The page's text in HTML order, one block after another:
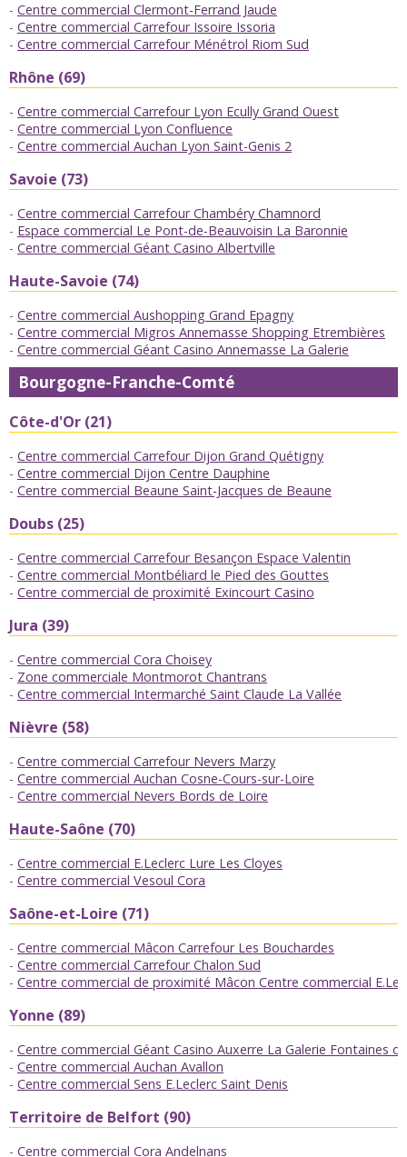
Centre commercial Clermont-Ferrand Jaude
Centre commercial Carrefour Issoire Issoria
Centre commercial Carrefour Ménétrol Riom Sud
Rhône (69)
Centre commercial Carrefour Lyon Ecully Grand Ouest
Centre commercial Lyon Confluence
Centre commercial Auchan Lyon Saint-Genis 2
Savoie (73)
Centre commercial Carrefour Chambéry Chamnord
Espace commercial Le Pont-de-Beauvoisin La Baronnie
Centre commercial Géant Casino Albertville
Haute-Savoie (74)
Centre commercial Aushopping Grand Epagny
Centre commercial Migros Annemasse Shopping Etrembières
Centre commercial Géant Casino Annemasse La Galerie
Bourgogne-Franche-Comté
Côte-d'Or (21)
Centre commercial Carrefour Dijon Grand Quétigny
Centre commercial Dijon Centre Dauphine
Centre commercial Beaune Saint-Jacques de Beaune
Doubs (25)
Centre commercial Carrefour Besançon Espace Valentin
Centre commercial Montbéliard le Pied des Gouttes
Centre commercial de proximité Exincourt Casino
Jura (39)
Centre commercial Cora Choisey
Zone commerciale Montmorot Chantrans
Centre commercial Intermarché Saint Claude La Vallée
Nièvre (58)
Centre commercial Carrefour Nevers Marzy
Centre commercial Auchan Cosne-Cours-sur-Loire
Centre commercial Nevers Bords de Loire
Haute-Saône (70)
Centre commercial E.Leclerc Lure Les Cloyes
Centre commercial Vesoul Cora
Saône-et-Loire (71)
Centre commercial Mâcon Carrefour Les Bouchardes
Centre commercial Carrefour Chalon Sud
Centre commercial de proximité Mâcon Centre commercial
Yonne (89)
Centre commercial Géant Casino Auxerre La Galerie Fontaines
Centre commercial Auchan Avallon
Centre commercial Sens E.Leclerc Saint Denis
Territoire de Belfort (90)
Centre commercial Cora Andelnans